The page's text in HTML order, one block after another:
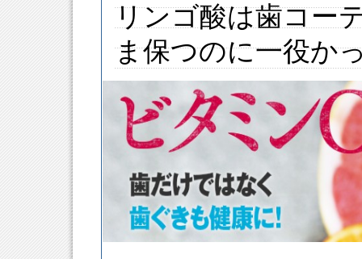
リンゴ酸は歯コー
ま保つのに一役か